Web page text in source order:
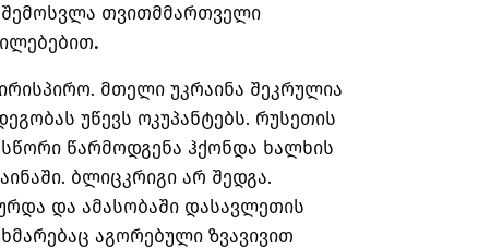
თვითმმართველი
.
მთელი უკრაინა შეკრულია
უწევს ოკუპანტებს. რუსეთის
წარმოდგენა ჰქონდა ხალხის
ბლიცკრიგი არ შედგა.
და ამასობაში დასავლეთის
აგორებული ზვავივით